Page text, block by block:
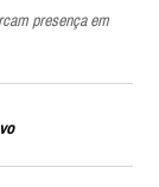
presença em